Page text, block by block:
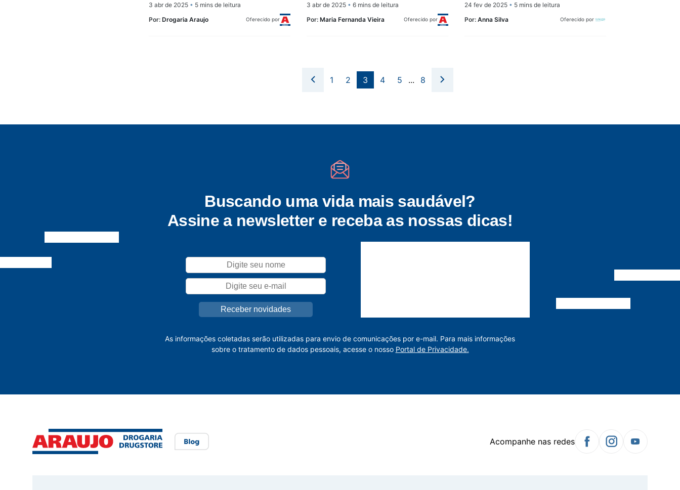
3 abr de 2025 • 5 mins de leitura
Por: Drogaria Araujo Oferecido por
3 abr de 2025 • 6 mins de leitura
Por: Maria Fernanda Vieira Oferecido por
24 fev de 2025 • 5 mins de leitura
Por: Anna Silva Oferecido por
1 2 3 4 5 ... 8
Buscando uma vida mais saudável?
Assine a newsletter e receba as nossas dicas!
As informações coletadas serão utilizadas para envio de comunicações por e-mail. Para mais informações
sobre o tratamento de dados pessoais, acesse o nosso Portal de Privacidade.
Acompanhe nas redes